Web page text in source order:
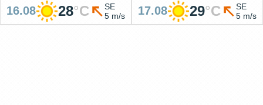
16.08 28°C
SE
5 m/s
17.08 29°C
SE
5 m/s